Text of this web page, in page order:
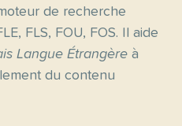
de recherche
FLS, FOU, FOS. Il aide
Langue Étrangère à
du contenu